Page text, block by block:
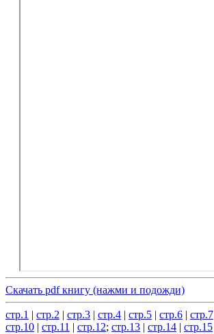
Скачать pdf книгу (нажми и подожди)
стр.1 | стр.2 | стр.3 | стр.4 | стр.5 | стр.6 | стр.7
стр.10 | стр.11 | стр.12; стр.13 | стр.14 | стр.15